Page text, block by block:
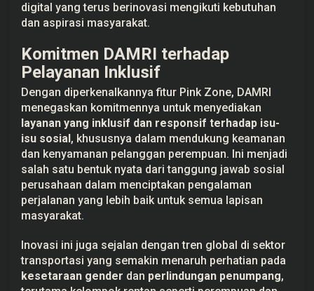
digital yang terus berinovasi mengikuti kebutuhan
dan aspirasi masyarakat.
Komitmen DAMRI terhadap
Pelayanan Inklusif
Dengan diperkenalkannya fitur Pink Zone, DAMRI
menegaskan komitmennya untuk menyediakan
layanan yang inklusif dan responsif terhadap isu-
isu sosial , khususnya dalam mendukung keamanan
dan kenyamanan pelanggan perempuan. Ini menjadi
salah satu bentuk nyata dari tanggung jawab sosial
perusahaan dalam menciptakan pengalaman
perjalanan yang lebih baik untuk semua lapisan
masyarakat.
Inovasi ini juga sejalan dengan tren global di sektor
transportasi yang semakin menaruh perhatian pada
kesetaraan gender dan perlindungan penumpang,